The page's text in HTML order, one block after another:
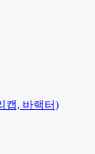
캡, 바랙터)